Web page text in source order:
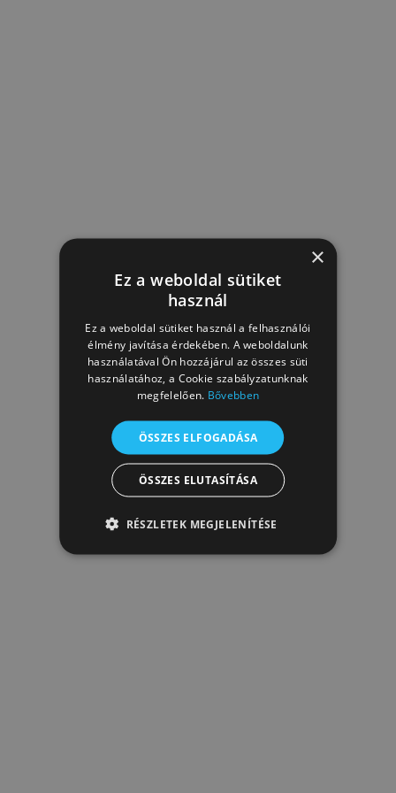
×
Ez a weboldal sütiket
használ
Ez a weboldal sütiket használ a felhasználói
élmény javítása érdekében. A weboldalunk
használatával Ön hozzájárul az összes süti
használatához, a Cookie szabályzatunknak
megfelelően. Bővebben
ÖSSZES ELFOGADÁSA
ÖSSZES ELUTASÍTÁSA
RÉSZLETEK MEGJELENÍTÉSE